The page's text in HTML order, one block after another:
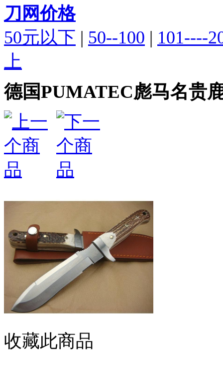
刀网价格
50元以下 | 50--100 | 101----
上
德国PUMATEC彪马名贵
收藏此商品